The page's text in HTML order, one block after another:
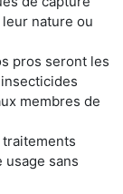
nature ou
pros seront les
membres de
sans